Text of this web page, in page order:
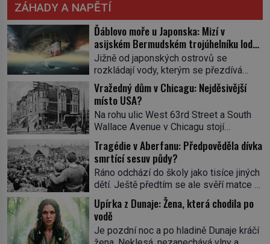
ZÁHADY A NAPĚTÍ
Ďáblovo moře u Japonska: Mizí v
asijském Bermudském trojúhelníku lodě
ve spárech neznámé síly?
Jižně od japonských ostrovů se
rozkládají vody, kterým se přezdívá
Ďáblovo moře. Vypráví se o lodích
mizejících beze stopy, podivných
světlech, zrádných proudech i mořských
dracích, kteří měli tyto končiny střežit už
v dávných legendách. Je tichomořský
Dračí trojúhelník skutečně prokletým
místem, nebo se zde jen nebezpečná
příroda proměnila v jednu z
nejpůsobivějších námořních záhad? […]
Vražedný dům v Chicagu: Nejděsivější
místo USA?
Na rohu ulic West 63rd Street a South
Wallace Avenue v Chicagu stojí
nenápadná pošta. Nemá žádný speciální
nápis ani pamětní desku. A přesto prý
místní zaměstnanci neradi chodí do
sklepa. Právě tady totiž sídlil sériový
vrah H. H. Holmes a také
nejpropracovanější past na lidi
v dějinách americké kriminalistiky.
Herman Webster Mudgett (1861–1896)
přijíždí […]
Tragédie v Aberfanu: Předpověděla dívka
smrtící sesuv půdy?
Ráno odchází do školy jako tisíce jiných
dětí. Ještě předtím se ale svěří matce s
podivným snem. Ve škole, kterou dobře
zná, tentokrát nevidí budovu ani
spolužáky. Místo nich se před ní tyčí
cosi temného. O několik hodin později je
Upírka z Dunaje: Žena, která chodila po
vodě
Je pozdní noc a po hladině Dunaje kráčí